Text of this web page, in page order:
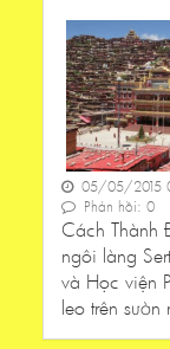
05/05/2015
Phản hồi: 0
Cách Thành
ngôi làng
và Học viện
leo trên sườn